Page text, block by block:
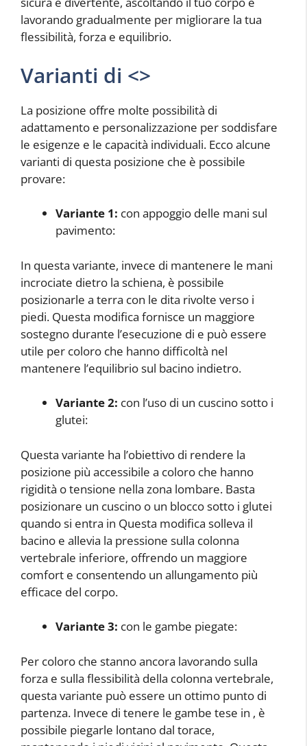
lavorando gradualmente per migliorare la tua
flessibilità, forza e equilibrio.
Varianti di <>
La posizione offre molte possibilità di
adattamento e personalizzazione per soddisfare
le esigenze e le capacità individuali. Ecco alcune
varianti di questa posizione che è possibile
provare:
Variante 1: con appoggio delle mani sul
pavimento:
In questa variante, invece di mantenere le mani
incrociate dietro la schiena, è possibile
posizionarle a terra con le dita rivolte verso i
piedi. Questa modifica fornisce un maggiore
sostegno durante l’esecuzione di e può essere
utile per coloro che hanno difficoltà nel
mantenere l’equilibrio sul bacino indietro.
Variante 2: con l’uso di un cuscino sotto i
glutei:
Questa variante ha l’obiettivo di rendere la
posizione più accessibile a coloro che hanno
rigidità o tensione nella zona lombare. Basta
posizionare un cuscino o un blocco sotto i glutei
quando si entra in Questa modifica solleva il
bacino e allevia la pressione sulla colonna
vertebrale inferiore, offrendo un maggiore
comfort e consentendo un allungamento più
efficace del corpo.
Variante 3: con le gambe piegate:
Per coloro che stanno ancora lavorando sulla
forza e sulla flessibilità della colonna vertebrale,
questa variante può essere un ottimo punto di
partenza. Invece di tenere le gambe tese in , è
possibile piegarle lontano dal torace,